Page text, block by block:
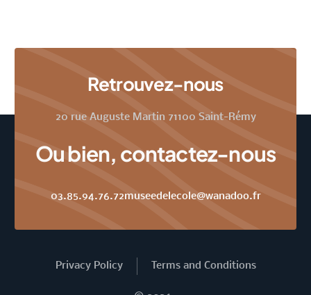
Retrouvez-nous
20 rue Auguste Martin 71100 Saint-Rémy
Ou bien, contactez-nous
03.85.94.76.72museedelecole@wanadoo.fr
Privacy Policy Terms and Conditions
Billeterie